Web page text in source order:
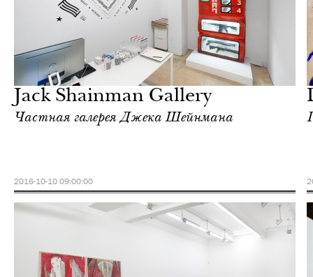
Jack Shainman Gallery
Частная галерея Джека Шейнмана
2016-10-10 09:00:00
Йорк